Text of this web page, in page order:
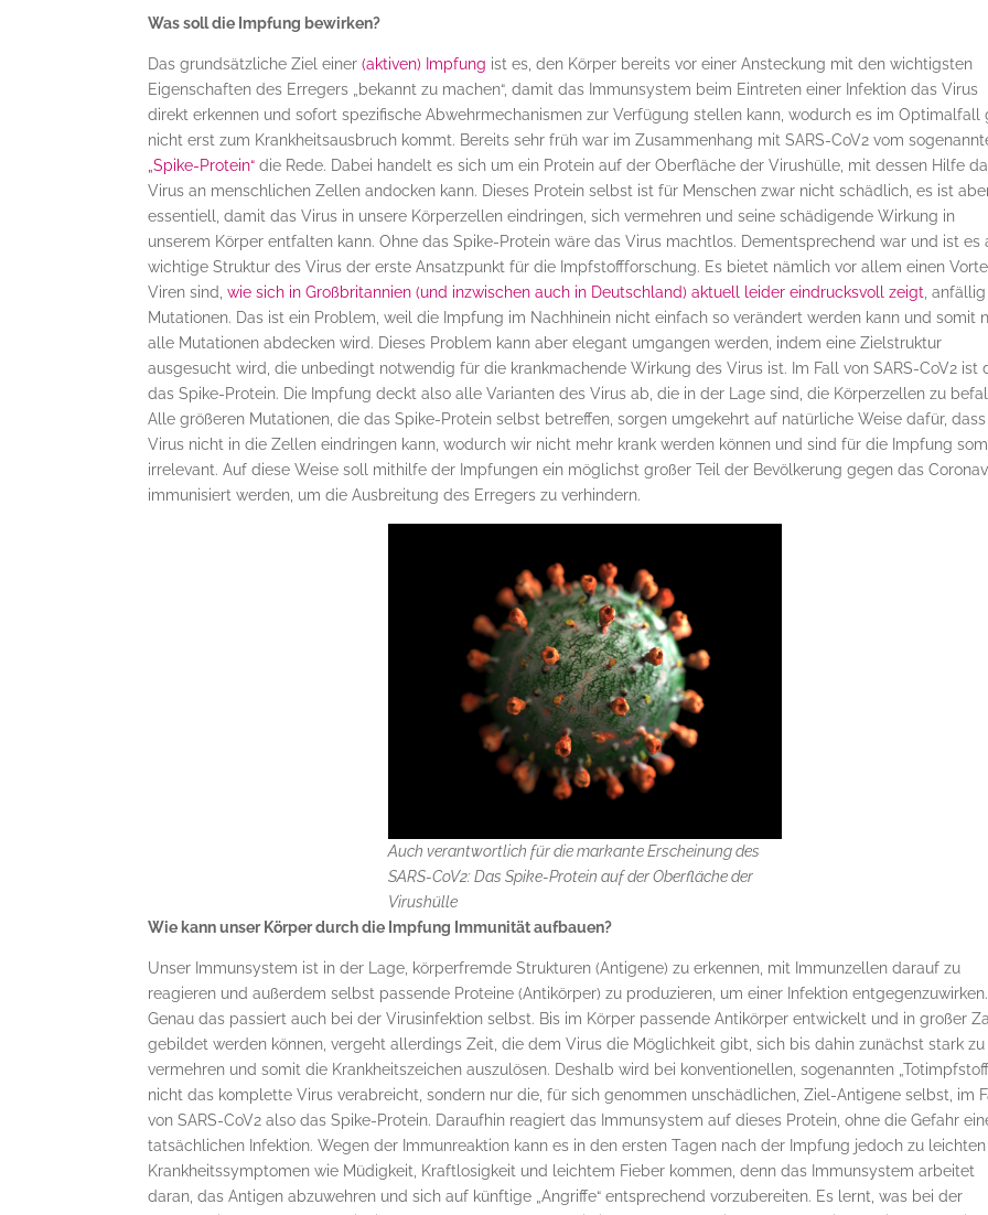
Was soll die Impfung bewirken?
Das grundsätzliche Ziel einer(aktiven) Impfung ist es, den Körper bereits vor einer Ansteckung mit den wichtigsten
Eigenschaften des Erregers „bekannt zu machen“, damit das Immunsystem beim Eintreten einer Infektion das Virus
direkt erkennen und sofort spezifische Abwehrmechanismen zur Verfügung stellen kann, wodurch es im Optimalfall
nicht erst zum Krankheitsausbruch kommt. Bereits sehr früh war im Zusammenhang mit SARS-CoV2 vom
„Spike-Protein“ die Rede. Dabei handelt es sich um ein Protein auf der Oberfläche der Virushülle, mit dessen Hilfe
Virus an menschlichen Zellen andocken kann. Dieses Protein selbst ist für Menschen zwar nicht schädlich, es ist
essentiell, damit das Virus in unsere Körperzellen eindringen, sich vermehren und seine schädigende Wirkung in
unserem Körper entfalten kann. Ohne das Spike-Protein wäre das Virus machtlos. Dementsprechend war und ist es
wichtige Struktur des Virus der erste Ansatzpunkt für die Impfstoffforschung. Es bietet nämlich vor allem einen
Viren sind,wie sich in Großbritannien (und inzwischen auch in Deutschland) aktuell leider eindrucksvoll zeigt ,
Mutationen. Das ist ein Problem, weil die Impfung im Nachhinein nicht einfach so verändert werden kann und somit
alle Mutationen abdecken wird. Dieses Problem kann aber elegant umgangen werden, indem eine Zielstruktur
ausgesucht wird, die unbedingt notwendig für die krankmachende Wirkung des Virus ist. Im Fall von SARS-CoV2 ist
das Spike-Protein. Die Impfung deckt also alle Varianten des Virus ab, die in der Lage sind, die Körperzellen zu
Alle größeren Mutationen, die das Spike-Protein selbst betreffen, sorgen umgekehrt auf natürliche Weise dafür,
Virus nicht in die Zellen eindringen kann, wodurch wir nicht mehr krank werden können und sind für die Impfung
irrelevant. Auf diese Weise soll mithilfe der Impfungen ein möglichst großer Teil der Bevölkerung gegen das
immunisiert werden, um die Ausbreitung des Erregers zu verhindern.
Auch verantwortlich für die markante Erscheinung des
SARS-CoV2: Das Spike-Protein auf der Oberfläche der
Virushülle
Wie kann unser Körper durch die Impfung Immunität aufbauen?
Unser Immunsystem ist in der Lage, körperfremde Strukturen (Antigene) zu erkennen, mit Immunzellen darauf zu
reagieren und außerdem selbst passende Proteine (Antikörper) zu produzieren, um einer Infektion entgegenzuwirken.
Genau das passiert auch bei der Virusinfektion selbst. Bis im Körper passende Antikörper entwickelt und in großer
gebildet werden können, vergeht allerdings Zeit, die dem Virus die Möglichkeit gibt, sich bis dahin zunächst stark zu
vermehren und somit die Krankheitszeichen auszulösen. Deshalb wird bei konventionellen, sogenannten
nicht das komplette Virus verabreicht, sondern nur die, für sich genommen unschädlichen, Ziel-Antigene selbst, im
von SARS-CoV2 also das Spike-Protein. Daraufhin reagiert das Immunsystem auf dieses Protein, ohne die Gefahr
tatsächlichen Infektion. Wegen der Immunreaktion kann es in den ersten Tagen nach der Impfung jedoch zu leichten
Krankheitssymptomen wie Müdigkeit, Kraftlosigkeit und leichtem Fieber kommen, denn das Immunsystem arbeitet
daran, das Antigen abzuwehren und sich auf künftige „Angriffe“ entsprechend vorzubereiten. Es lernt, was bei der